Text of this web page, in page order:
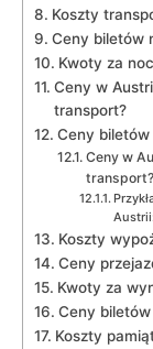
Koszty‍
Ceny biletów
Kwoty za
Ceny w⁣
transport?
Ceny
Ceny w⁣
transport?
Koszty
Ceny
Kwoty za⁢
Ceny
Koszty‌